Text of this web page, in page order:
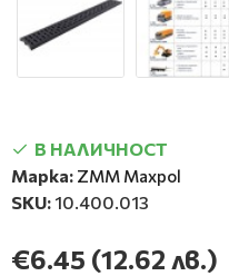
В НАЛИЧНОСТ
Марка: ZMM Maxpol
SKU: 10.400.013
€6.45 (12.62 лв.)